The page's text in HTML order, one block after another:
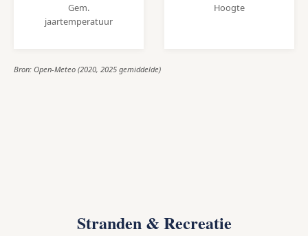
Gem.
jaartemperatuur
Hoogte
Bron: Open-Meteo (2020, 2025 gemiddelde)
Stranden & Recreatie